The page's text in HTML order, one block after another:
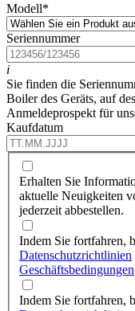
Modell*
Seriennummer
i
Sie finden die
Boiler des Geräts, auf
Anmeldeprospekt für
Kaufdatum
Erhalten Sie
aktuelle Neuigkeiten
jederzeit abbestellen.
Indem Sie fortfahren,
Datenschutzrichtlinien
Geschäftsbedingungen
Indem Sie fortfahren,